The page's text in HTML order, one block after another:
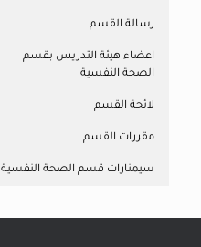
رسالة القسم
اعضاء هيئة التدريس بقسم
الصحة النفسية
لائحة القسم
مقررات القسم
سيمنارات قسم الصحة النفسية